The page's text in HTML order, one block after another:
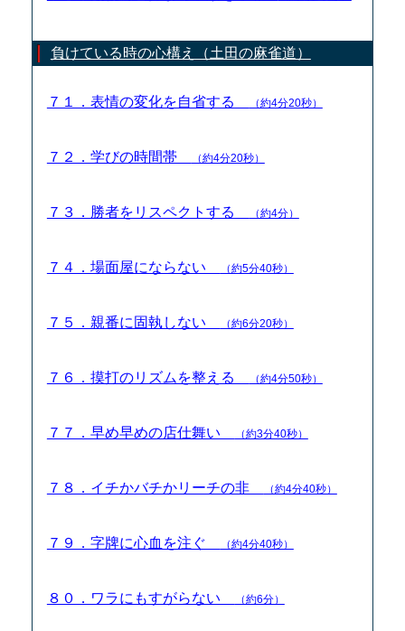
負けている時の心構え（土田の麻雀道）
７１．表情の変化を自省する （約4分20秒）
７２．学びの時間帯 （約4分20秒）
７３．勝者をリスペクトする （約4分）
７４．場面屋にならない （約5分40秒）
７５．親番に固執しない （約6分20秒）
７６．摸打のリズムを整える （約4分50秒）
７７．早め早めの店仕舞い （約3分40秒）
７８．イチかバチかリーチの非 （約4分40秒）
７９．字牌に心血を注ぐ （約4分40秒）
８０．ワラにもすがらない （約6分）